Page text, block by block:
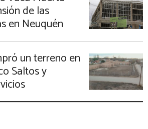
de las
en Neuquén
un terreno en
Saltos y